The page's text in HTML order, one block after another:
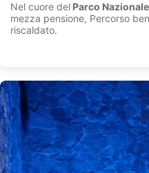
Nel cuore del Parco
mezza pensione, Percorso
riscaldato.